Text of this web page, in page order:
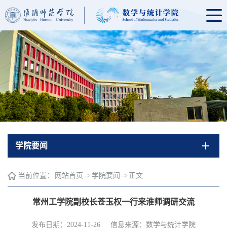
学院要闻
当前位置： 网站首页 -> 学院要闻 -> 正文
常州工学院副校长苍玉权一行来淮师调研交流
发布日期：2024-11-26
信息来源：数学与统计学院